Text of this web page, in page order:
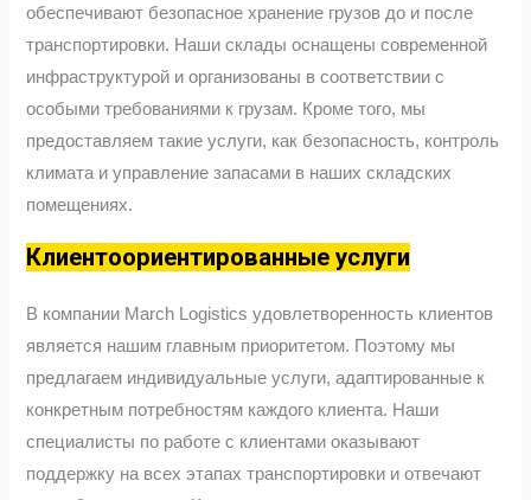
обеспечивают безопасное хранение грузов до и после
транспортировки. Наши склады оснащены современной
инфраструктурой и организованы в соответствии с
особыми требованиями к грузам. Кроме того, мы
предоставляем такие услуги, как безопасность, контроль
климата и управление запасами в наших складских
помещениях.
Клиентоориентированные услуги
В компании March Logistics удовлетворенность клиентов
является нашим главным приоритетом. Поэтому мы
предлагаем индивидуальные услуги, адаптированные к
конкретным потребностям каждого клиента. Наши
специалисты по работе с клиентами оказывают
поддержку на всех этапах транспортировки и отвечают